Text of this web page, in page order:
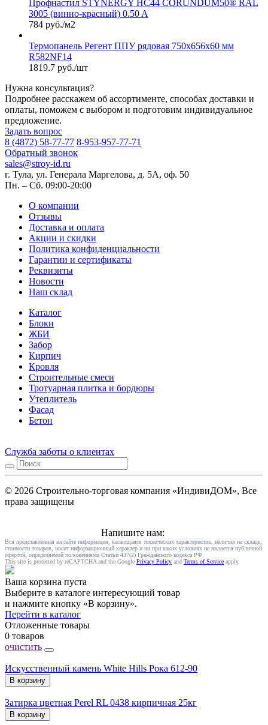
Профнастил STYNERGY НС44 CORUNDUM50® RAL
3005 (винно-красный) 0.50 A
784 руб./м2
Термопанель Регент ППУ рядовая 750х656х60 мм
R582NF14
1819.7 руб./шт
Нужна консультация?
Подробнее расскажем об ассортименте, способах доставки и
оплаты, поможем с выбором и подготовим индивидуальное
предложение.
Задать вопрос
8 (4872) 58-77-77 8-953-957-77-71
Обратный звонок
sales@stroy-id.ru
г. Тула, ул. Генерала Маргелова, д. 5А, оф. 50
Пн. – Cб. 09:00-20:00
О компании
Отзывы
Доставка и оплата
Акции и скидки
Политика конфиденциальности
Гарантии и сертификаты
Реквизиты
Новости
Наш склад
Каталог
Блоки
ЖБИ
Забор
Кирпич
Кровля
Строительные смеси
Тротуарная плитка и бордюры
Утеплитель
Фасад
Бетон
Служба заботы о клиентах
© 2026 Строительно-торговая компания «ИндивиДОМ», Все
права защищены
Напишите нам:
Вся представленная на сайте информация, касающаяся технических характеристик, наличия на складе,
стоимости товаров, носит информационный характер и ни при каких условиях не является публичной
офертой, определяемой положениями Статьи 437(2) Гражданского кодекса РФ.
This site is protected by reCAPTCHA and the Google Privacy Policy and Terms of Service apply.
Ваша корзина пуста
Выберите в каталоге интересующий товар
и нажмите кнопку «В корзину».
Перейти в каталог
Отложенные товары
0 товаров
очистить
Искусственный камень White Hills Рока 612-90
В корзину
Затирка цветная Perel RL 0438 кирпичная 25кг
В корзину